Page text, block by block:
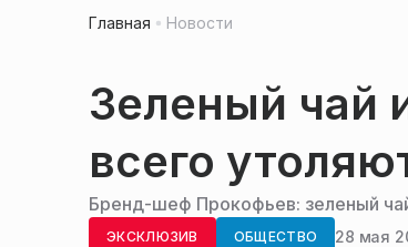
Главная Новости
Зеленый чай
всего
Бренд-шеф Прокофьев: зеленый
ЭКСКЛЮЗИВ ОБЩЕСТВО 28 мая